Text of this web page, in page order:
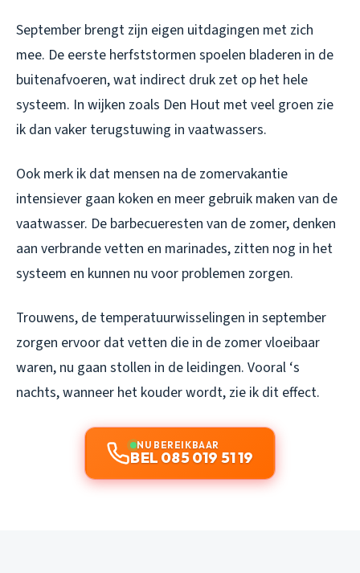
September brengt zijn eigen uitdagingen met zich
mee. De eerste herfststormen spoelen bladeren in de
buitenafvoeren, wat indirect druk zet op het hele
systeem. In wijken zoals Den Hout met veel groen zie
ik dan vaker terugstuwing in vaatwassers.
Ook merk ik dat mensen na de zomervakantie
intensiever gaan koken en meer gebruik maken van de
vaatwasser. De barbecueresten van de zomer, denken
aan verbrande vetten en marinades, zitten nog in het
systeem en kunnen nu voor problemen zorgen.
Trouwens, de temperatuurwisselingen in september
zorgen ervoor dat vetten die in de zomer vloeibaar
waren, nu gaan stollen in de leidingen. Vooral ‘s
nachts, wanneer het kouder wordt, zie ik dit effect.
NU BEREIKBAAR
BEL 085 019 51 19